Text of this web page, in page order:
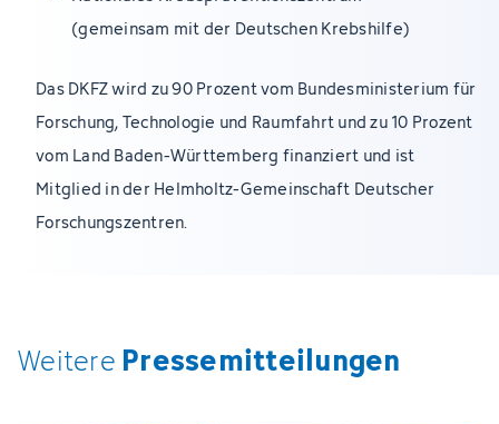
(gemeinsam mit der Deutschen Krebshilfe)
Das DKFZ wird zu 90 Prozent vom Bundesministerium für
Forschung, Technologie und Raumfahrt und zu 10 Prozent
vom Land Baden-Württemberg finanziert und ist
Mitglied in der Helmholtz-Gemeinschaft Deutscher
Forschungszentren.
Weitere Pressemitteilungen